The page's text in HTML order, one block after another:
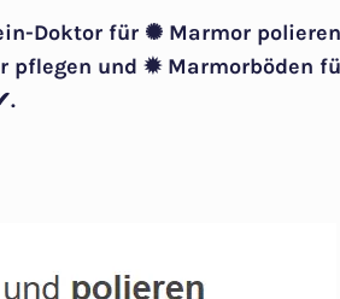
Doktor für ✺ Marmor
pflegen und ✹ Marmorböden